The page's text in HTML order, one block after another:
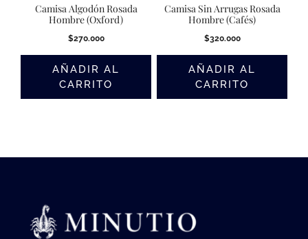
Camisa Algodón Rosada
Hombre (Oxford)
$270.000
AÑADIR AL
CARRITO
Camisa Sin Arrugas Rosada
Hombre (Cafés)
$320.000
AÑADIR AL
CARRITO